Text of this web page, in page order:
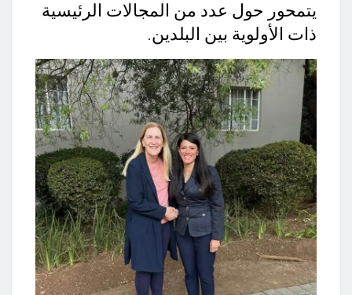
يتمحور حول عدد من المجالات الرئيسية
ذات الأولوية بين البلدين.